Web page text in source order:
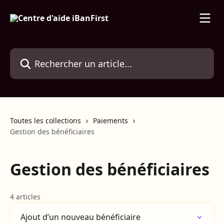
Rechercher un article...
Toutes les collections
Paiements
Gestion des bénéficiaires
Gestion des bénéficiaires
4 articles
Ajout d’un nouveau bénéficiaire